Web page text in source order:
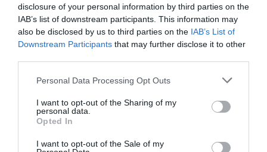
disclosure of your personal information by third parties on the
IAB’s list of downstream participants. This information may
also be disclosed by us to third parties on the IAB’s List of
Downstream Participants that may further disclose it to other
Please note that this website/app uses one or more Google
not limited to your visit or usage behaviour. You may click to
grant or deny consent to Google and its third-party tags to
use your data for below specified purposes in below Google
consent section.
Personal Data Processing Opt Outs
I want to opt-out of the Sharing of my
personal data.
Opted In
I want to opt-out of the Sale of my
kereset bruttó átlagkereset nettó átlagkereset
fegyverpénz